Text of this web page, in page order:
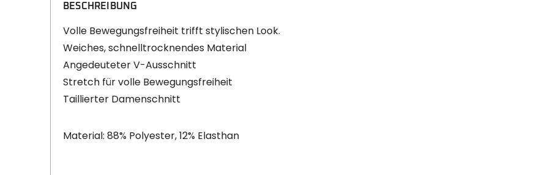
BESCHREIBUNG
Volle Bewegungsfreiheit trifft stylischen Look.
Weiches, schnelltrocknendes Material
Angedeuteter V-Ausschnitt
Stretch für volle Bewegungsfreiheit
Taillierter Damenschnitt
Material: 88% Polyester, 12% Elasthan